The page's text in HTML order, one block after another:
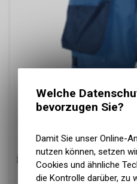
Welche
bevorzugen Sie?
Damit Sie unser Online-
nutzen können, setzen
Cookies und ähnliche
die Kontrolle darüber, zu